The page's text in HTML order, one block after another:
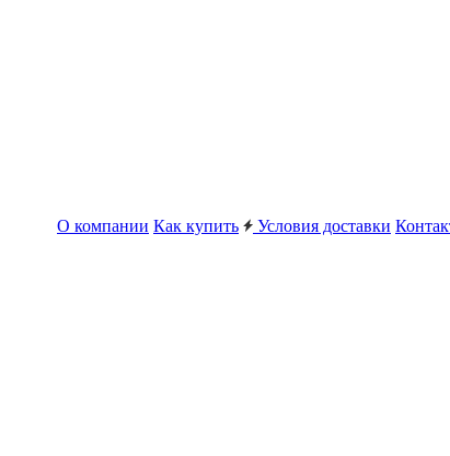
О компании Как купить Условия доставки